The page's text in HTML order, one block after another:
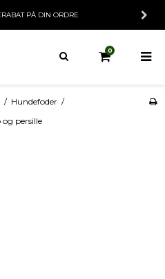
PÅ DIN ORDRE
0
/ Hundefoder /
persille